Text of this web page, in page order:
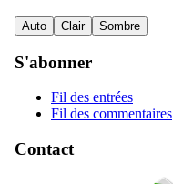
Auto Clair Sombre
S'abonner
Fil des entrées
Fil des commentaires
Contact